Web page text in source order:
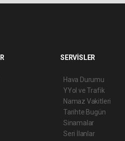
SERVİSLER
Hava Durumu
YYol ve Trafik
Namaz Vakitleri
Tarihte Bugün
Sinamalar
Seri İlanlar